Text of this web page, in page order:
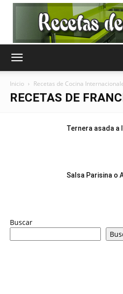
|
Inicio Recetas de Cocina
RECETAS DE
Ternera asada a
Salsa Parisina o
Buscar